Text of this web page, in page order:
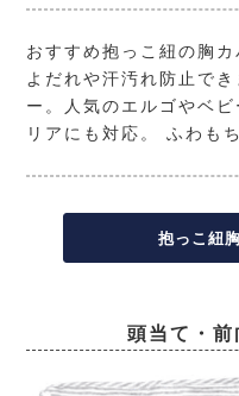
おすすめ抱っこ紐の胸
よだれや汗汚れ防止で
ー。人気のエルゴやベ
リアにも対応。 ふわも
抱っこ紐
頭当て・前